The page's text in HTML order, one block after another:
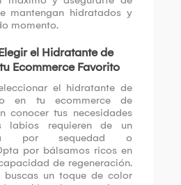
mantengan hidratados y
momento.
el Hidratante de
Ecommerce Favorito
el hidratante de
en tu ecommerce de
conocer tus necesidades
labios requieren de un
por sequedad o
por bálsamos ricos en
de regeneración.
un toque de color